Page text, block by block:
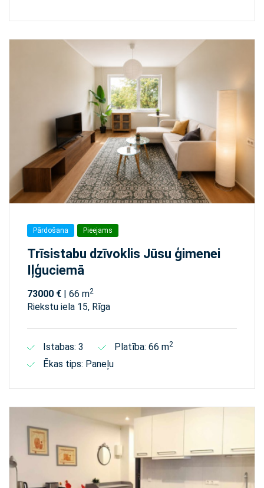
Pārdošana Pieejams
Trīsistabu dzīvoklis Jūsu ģimenei
Iļģuciemā
73000 € | 66 m2
Riekstu iela 15, Rīga
Istabas: 3 Platība: 66 m2
Ēkas tips: Paneļu